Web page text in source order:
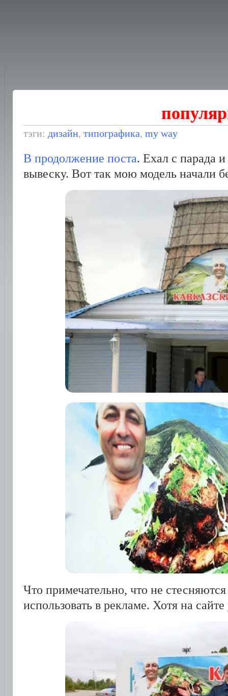
тэги: дизайн, типографика, my way
В продолжение поста. Ехал с парада
вывеску. Вот так мою модель начали
Что примечательно, что не
использовать в рекламе. Хотя на